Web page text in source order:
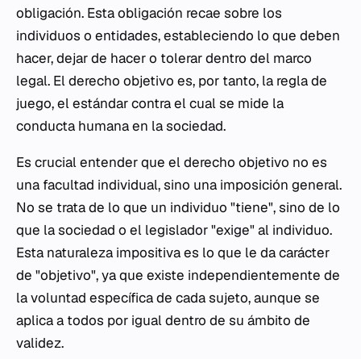
obligación. Esta obligación recae sobre los
individuos o entidades, estableciendo lo que deben
hacer, dejar de hacer o tolerar dentro del marco
legal. El derecho objetivo es, por tanto, la regla de
juego, el estándar contra el cual se mide la
conducta humana en la sociedad.
Es crucial entender que el derecho objetivo no es
una facultad individual, sino una imposición general.
No se trata de lo que un individuo "tiene", sino de lo
que la sociedad o el legislador "exige" al individuo.
Esta naturaleza impositiva es lo que le da carácter
de "objetivo", ya que existe independientemente de
la voluntad específica de cada sujeto, aunque se
aplica a todos por igual dentro de su ámbito de
validez.